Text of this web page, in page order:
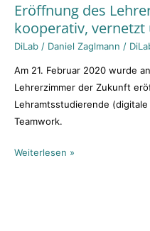
Eröffnung des
kooperativ, vernetzt
DiLab / Daniel Zaglmann /
Am 21. Februar 2020 wurde
Lehrerzimmer der Zukunft
Lehramtsstudierende
Teamwork.
Eröffnung
des
Lehrerzimmers
Zukunft:
kooperativ,
vernetzt
und
Weiterlesen »